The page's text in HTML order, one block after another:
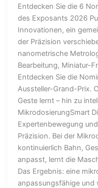
Entdecken Sie die 6
des Exposants 2026
Innovationen, ein
der Präzision
nanometrische
Bearbeitung, Miniatur-
Entdecken Sie die
Aussteller-Grand-Prix.
Geste lernt – hin zu
MikrodosierungSmart
Expertenbewegung
Präzision. Bei der
kontinuierlich Bahn,
anpasst, lernt die
Das Ergebnis: eine
anpassungsfähige und